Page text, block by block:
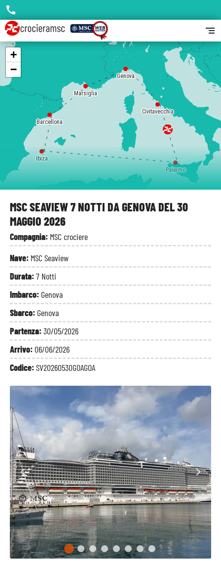
MSC SEAVIEW 7 NOTTI DA GENOVA DEL 30
MAGGIO 2026
Compagnia: MSC crociere
Nave: MSC Seaview
Durata:7 Notti
Imbarco: Genova
Sbarco: Genova
Partenza:30/05/2026
Arrivo: 06/06/2026
Codice:SV20260530GOAGOA
Genova
Civitavecchia
Palermo
Ibiza
Barcellona
Marsiglia
+
−
call
segment